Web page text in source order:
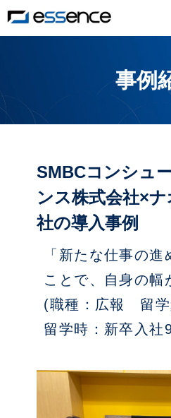
ニュース＆ト
会社紹
セミナー＆
事例
SMBCコンシュ
ンス株式会社×
社の導入事例
「新たな仕事の
ことで、自身の幅
(職種：広報 留学
留学時：新卒入社